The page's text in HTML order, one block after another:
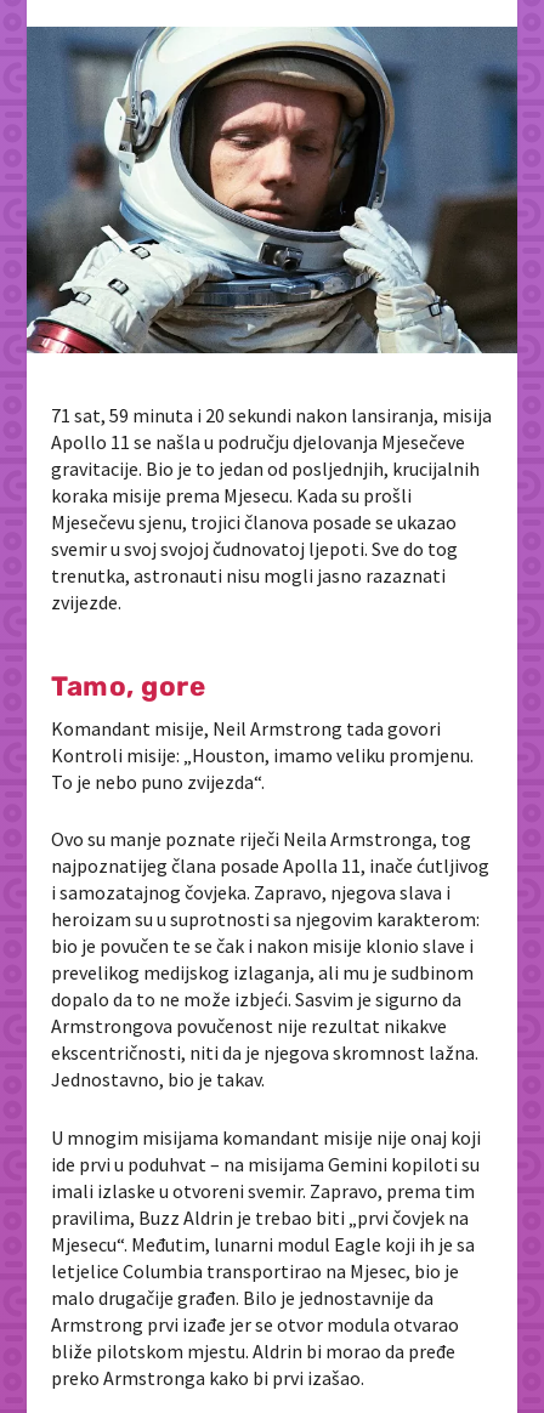
71 sat, 59 minuta i 20 sekundi nakon lansiranja, misija
Apollo 11 se našla u području djelovanja Mjesečeve
gravitacije. Bio je to jedan od posljednjih, krucijalnih
koraka misije prema Mjesecu. Kada su prošli
Mjesečevu sjenu, trojici članova posade se ukazao
svemir u svoj svojoj čudnovatoj ljepoti. Sve do tog
trenutka, astronauti nisu mogli jasno razaznati
zvijezde.
Tamo, gore
Komandant misije, Neil Armstrong tada govori
Kontroli misije: „Houston, imamo veliku promjenu.
To je nebo puno zvijezda“.
Ovo su manje poznate riječi Neila Armstronga, tog
najpoznatijeg člana posade Apolla 11, inače ćutljivog
i samozatajnog čovjeka. Zapravo, njegova slava i
heroizam su u suprotnosti sa njegovim karakterom:
bio je povučen te se čak i nakon misije klonio slave i
prevelikog medijskog izlaganja, ali mu je sudbinom
dopalo da to ne može izbjeći. Sasvim je sigurno da
Armstrongova povučenost nije rezultat nikakve
ekscentričnosti, niti da je njegova skromnost lažna.
Jednostavno, bio je takav.
U mnogim misijama komandant misije nije onaj koji
ide prvi u poduhvat – na misijama Gemini kopiloti su
imali izlaske u otvoreni svemir. Zapravo, prema tim
pravilima, Buzz Aldrin je trebao biti „prvi čovjek na
Mjesecu“. Međutim, lunarni modul Eagle koji ih je sa
letjelice Columbia transportirao na Mjesec, bio je
malo drugačije građen. Bilo je jednostavnije da
Armstrong prvi izađe jer se otvor modula otvarao
bliže pilotskom mjestu. Aldrin bi morao da pređe
preko Armstronga kako bi prvi izašao.